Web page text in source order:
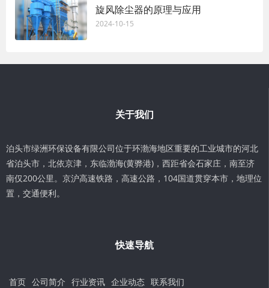
旋风除尘器的原理与应用
2024-10-15
关于我们
泊头市绿洲环保设备有限公司位于环渤海地区重要的工业城市的河北
省泊头市，北依京津，东临渤海(黄骅港)，西距省会石家庄，南至济
南仅200公里。京沪高速铁路，高速公路，104国道贯穿本市，地理位
置，交通便利。
快速导航
首页 公司简介 行业资讯 企业动态 联系我们